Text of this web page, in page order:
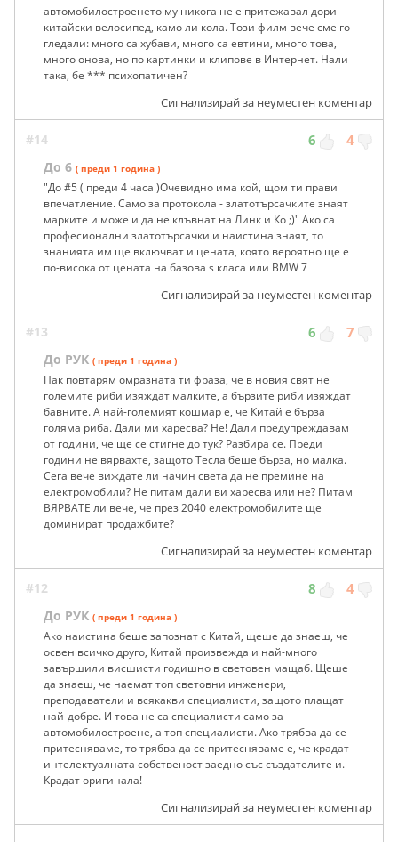
автомобилостроенето му никога не е притежавал дори
китайски велосипед, камо ли кола. Този филм вече сме го
гледали: много са хубави, много са евтини, много това,
много онова, но по картинки и клипове в Интернет. Нали
така, бе *** психопатичен?
Сигнализирай за неуместен коментар
#14 6 4
До 6 ( преди 1 година )
"До #5 ( преди 4 часа )Очевидно има кой, щом ти прави
впечатление. Само за протокола - златотърсачките знаят
марките и може и да не клъвнат на Линк и Ко ;)" Ако са
професионални златотърсачки и наистина знаят, то
знанията им ще включват и цената, която вероятно ще е
по-висока от цената на базова s класа или BMW 7
Сигнализирай за неуместен коментар
#13 6 7
До РУК ( преди 1 година )
Пак повтарям омразната ти фраза, че в новия свят не
големите риби изяждат малките, а бързите риби изяждат
бавните. А най-големият кошмар е, че Китай е бърза
голяма риба. Дали ми харесва? Не! Дали предупреждавам
от години, че ще се стигне до тук? Разбира се. Преди
години не вярвахте, защото Тесла беше бърза, но малка.
Сега вече виждате ли начин света да не премине на
електромобили? Не питам дали ви харесва или не? Питам
ВЯРВАТЕ ли вече, че през 2040 електромобилите ще
доминират продажбите?
Сигнализирай за неуместен коментар
#12 8 4
До РУК ( преди 1 година )
Ако наистина беше запознат с Китай, щеше да знаеш, че
освен всичко друго, Китай произвежда и най-много
завършили висшисти годишно в световен мащаб. Щеше
да знаеш, че наемат топ световни инженери,
преподаватели и всякакви специалисти, защото плащат
най-добре. И това не са специалисти само за
автомобилостроене, а топ специалисти. Ако трябва да се
притесняваме, то трябва да се притесняваме е, че крадат
интелектуалната собственост заедно със създателите и.
Крадат оригинала!
Сигнализирай за неуместен коментар